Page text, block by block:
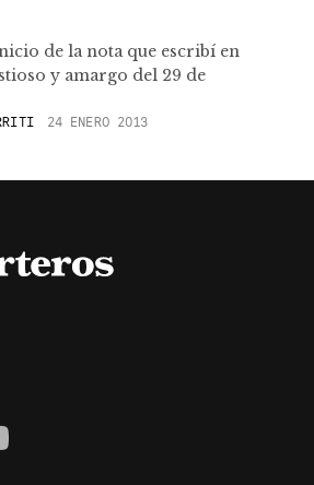
de la nota que escribí en
y amargo del 29 de
24 ENERO 2013